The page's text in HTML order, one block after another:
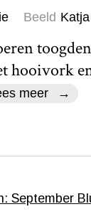
Beeld
hooivork
meer